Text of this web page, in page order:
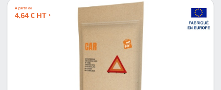
À partir de
4,64 € HT *